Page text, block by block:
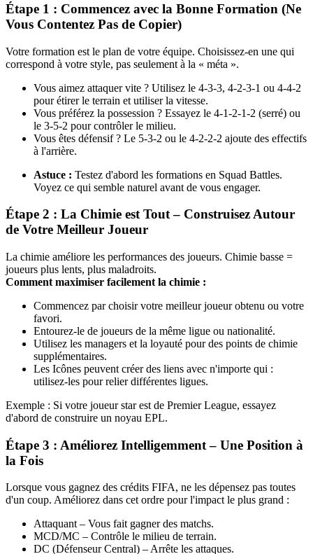
Étape 1 : Commencez avec la Bonne Formation (Ne
Vous Contentez Pas de Copier)
Votre formation est le plan de votre équipe. Choisissez-en une qui
correspond à votre style, pas seulement à la « méta ».
Vous aimez attaquer vite ? Utilisez le 4-3-3, 4-2-3-1 ou 4-4-2
pour étirer le terrain et utiliser la vitesse.
Vous préférez la possession ? Essayez le 4-1-2-1-2 (serré) ou
le 3-5-2 pour contrôler le milieu.
Vous êtes défensif ? Le 5-3-2 ou le 4-2-2-2 ajoute des effectifs
à l'arrière.
Astuce : Testez d'abord les formations en Squad Battles.
Voyez ce qui semble naturel avant de vous engager.
Étape 2 : La Chimie est Tout – Construisez Autour
de Votre Meilleur Joueur
La chimie améliore les performances des joueurs. Chimie basse =
joueurs plus lents, plus maladroits.
Comment maximiser facilement la chimie :
Commencez par choisir votre meilleur joueur obtenu ou votre
favori.
Entourez-le de joueurs de la même ligue ou nationalité.
Utilisez les managers et la loyauté pour des points de chimie
supplémentaires.
Les Icônes peuvent créer des liens avec n'importe qui :
utilisez-les pour relier différentes ligues.
Exemple : Si votre joueur star est de Premier League, essayez
d'abord de construire un noyau EPL.
Étape 3 : Améliorez Intelligemment – Une Position à
la Fois
Lorsque vous gagnez des crédits FIFA, ne les dépensez pas toutes
d'un coup. Améliorez dans cet ordre pour l'impact le plus grand :
Attaquant – Vous fait gagner des matchs.
MCD/MC – Contrôle le milieu de terrain.
DC (Défenseur Central) – Arrête les attaques.